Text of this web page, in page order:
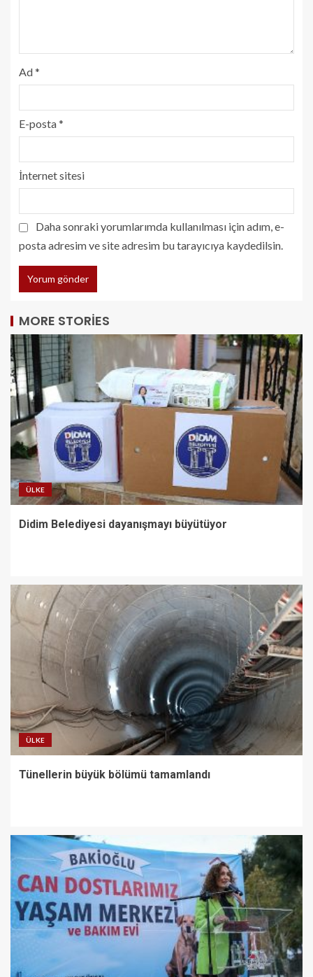
Ad*
E-posta*
İnternet sitesi
Daha sonraki yorumlarımda kullanılması için adım, e-
posta adresim ve site adresim bu tarayıcıya kaydedilsin.
MORE STORIES
ÜLKE
Didim Belediyesi dayanışmayı büyütüyor
ÜLKE
Tünellerin büyük bölümü tamamlandı